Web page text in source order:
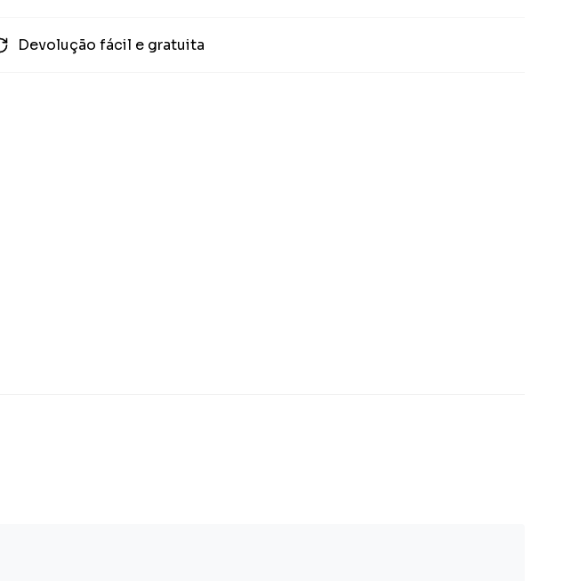
Devolução fácil e gratuita